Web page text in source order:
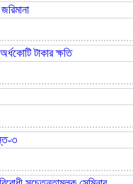
ইয়াবা কারবারিদের নতুন তালিকা